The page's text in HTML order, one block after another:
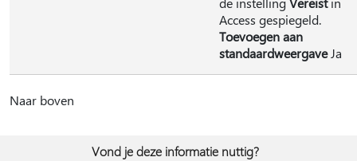
Access gespiegeld.
Toevoegen aan
standaardweergaveJa
Naar boven
Vond je deze informatie nuttig?